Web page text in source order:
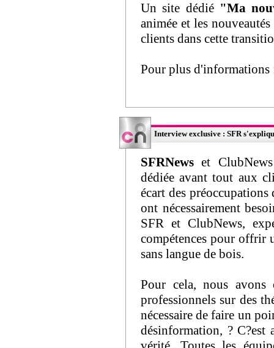
Un site dédié "Ma
animée et les
clients dans cette
Pour plus
Interview exclusive : SFR
SFRNews et
dédiée avant tout aux
écart des
ont nécessairement
SFR et ClubNews,
compétences pour offrir
sans langue de bois.
Pour cela, nous avons
professionnels sur des
nécessaire de faire un
désinformation, ? C?est